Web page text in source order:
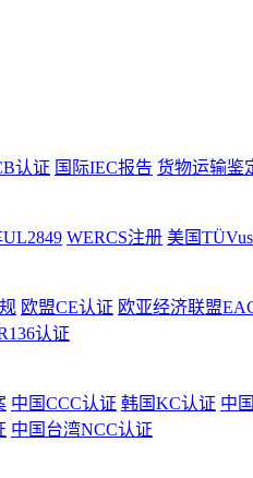
认证 国际IEC报告 货物运输鉴
WERCS注册 美国
欧盟CE认证 欧亚经济联盟
认证
中国CCC认证 韩国KC认证 中
中国台湾NCC认证